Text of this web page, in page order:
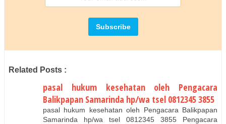
Related Posts :
pasal hukum kesehatan oleh Pengacara
Balikpapan Samarinda hp/wa tsel 0812345 3855
pasal hukum kesehatan oleh Pengacara Balikpapan
Samarinda hp/wa tsel 0812345 3855 Pengacara